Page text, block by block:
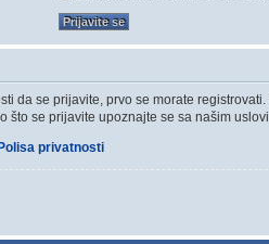
da se prijavite, prvo se morate
što se prijavite upoznajte se sa našim
Polisa privatnosti